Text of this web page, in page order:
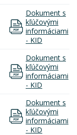
Dokument s
kľúčovými
informáciami
- KID
Dokument s
kľúčovými
informáciami
- KID
Dokument s
kľúčovými
informáciami
- KID